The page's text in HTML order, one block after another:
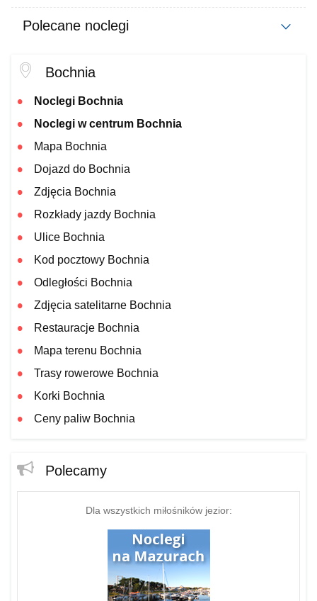
Polecane noclegi
Bochnia
Noclegi Bochnia
Noclegi w centrum Bochnia
Mapa Bochnia
Dojazd do Bochnia
Zdjęcia Bochnia
Rozkłady jazdy Bochnia
Ulice Bochnia
Kod pocztowy Bochnia
Odległości Bochnia
Zdjęcia satelitarne Bochnia
Restauracje Bochnia
Mapa terenu Bochnia
Trasy rowerowe Bochnia
Korki Bochnia
Ceny paliw Bochnia
Polecamy
Dla wszystkich miłośników jezior: